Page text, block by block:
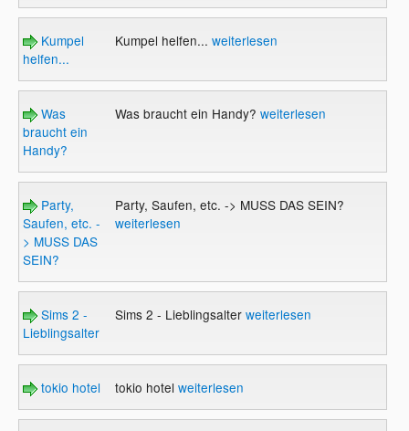
Kumpel
helfen...
Kumpel helfen... weiterlesen
Was
braucht ein
Handy?
Was braucht ein Handy? weiterlesen
Party,
Saufen, etc. -
> MUSS DAS
SEIN?
Party, Saufen, etc. -> MUSS DAS SEIN?
weiterlesen
Sims 2 -
Lieblingsalter
Sims 2 - Lieblingsalter weiterlesen
tokio hotel tokio hotel weiterlesen